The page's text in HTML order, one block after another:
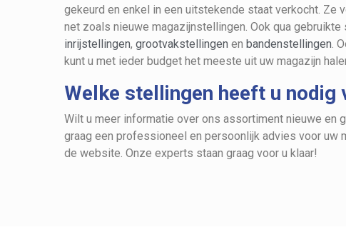
gekeurd en enkel in een uitstekende staat verkocht.
net zoals nieuwe magazijnstellingen. Ook qua
inrijstellingen, grootvakstellingen en bandenstellingen.
kunt u met ieder budget het meeste uit uw magazijn
Welke stellingen heeft u nodig
Wilt u meer informatie over ons assortiment nieuwe en
graag een professioneel en persoonlijk advies voor uw
de website. Onze experts staan graag voor u klaar!